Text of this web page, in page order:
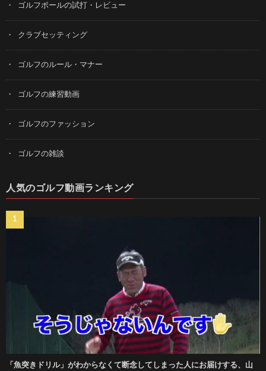
ゴルフボールの試打・レビュー
クラブセッティング
ゴルフのルール・マナー
ゴルフの練習動画
ゴルフのファッション
ゴルフの雑談
人気のゴルフ動画ランキング
「魚突きドリル」がわからなくて断念してしまった人にお届けする、山